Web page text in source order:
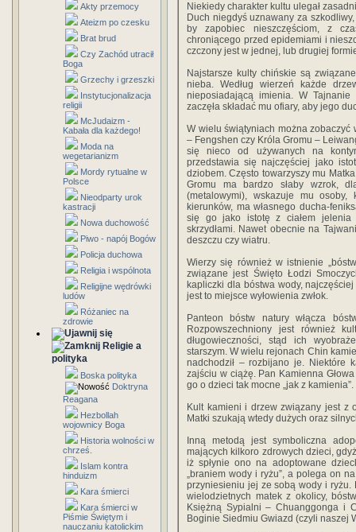
Akty przemocy
Ateizm po czesku
Brat brud
Czy Zachód utracił
Boga
Grzechy i grzeszki
Instytucjonalizacja
religii
McJudaizm -
Kabała dla każdego!
Moda na
wegetarianizm
Mordy rytualne w
Polsce
Nieodparty urok
kastracji
Nowa duchowość
Piwo - napój Bogów
Policja duchowa
Religia i wspólnota
Religijne wędrówki
ludów
Różaniec na
zdrowie
Religie a
polityka
Boska polityka
Doktryna
Reagana
Hezbollah
wojownicy Boga
Historia wolności w
chrześ.
Islam kontra
hinduizm
Kara śmierci
Kara śmierci w
Piśmie Świętym i
nauczaniu katolickim
Niekiedy charakter kultu ulegał
Duch niegdyś uznawany za
by zapobiec nieszczęściom, z
chroniącego przed epidemiami i
czczony jest w jednej, lub drugiej
Najstarsze kulty chińskie są
nieba. Według wierzeń każde
nieposiadającą imienia. W
zaczęła składać mu ofiary, aby jego
W wielu świątyniach można zobaczyć
– Fengshen czy Króla Gromu –
się nieco od używanych na
przedstawia się najczęściej jako
dziobem. Często towarzyszy mu
Gromu ma bardzo słaby wzrok,
(metalowymi), wskazuje mu
kierunków, ma własnego ducha-
się go jako istotę z ciałem jelenia
skrzydłami. Nawet obecnie na
deszczu czy wiatru.
Wierzy się również w istnienie
związane jest Święto Łodzi
kapliczki dla bóstwa wody,
jest to miejsce wyłowienia zwłok.
Panteon bóstw natury włącza
Rozpowszechniony jest również
długowieczności, stąd ich
starszym. W wielu rejonach Chin
nadchodził – rozbijano je. Niektóre
zajściu w ciążę. Pan Kamienna
go o dzieci tak mocne „jak z kamienia”.
Kult kamieni i drzew związany jest z
Matki szukają wtedy dużych oraz
Inną metodą jest symboliczna
mających kilkoro zdrowych dzieci,
iż spłynie ono na adoptowane
„braniem wody i ryżu”, a polega on
przyniesieniu jej ze sobą wody i ryżu.
wielodzietnych matek z okolicy,
Księżną Sypialni – Chuanggonga i
Boginie Siedmiu Gwiazd (czyli naszej